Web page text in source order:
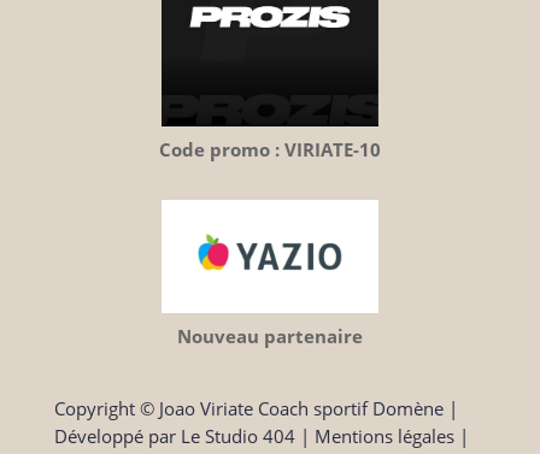
Code promo : VIRIATE-10
Nouveau partenaire
Copyright © Joao Viriate Coach sportif Domène |
Développé par Le Studio 404| Mentions légales|